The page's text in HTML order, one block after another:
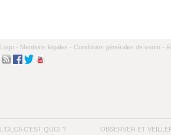
Logo - Mentions légales - Conditions générales de vente -
L'OLCA C'EST QUOI ?
OBSERVER ET